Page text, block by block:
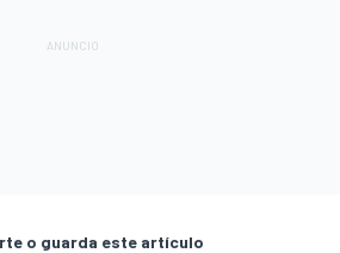
o guarda este artículo